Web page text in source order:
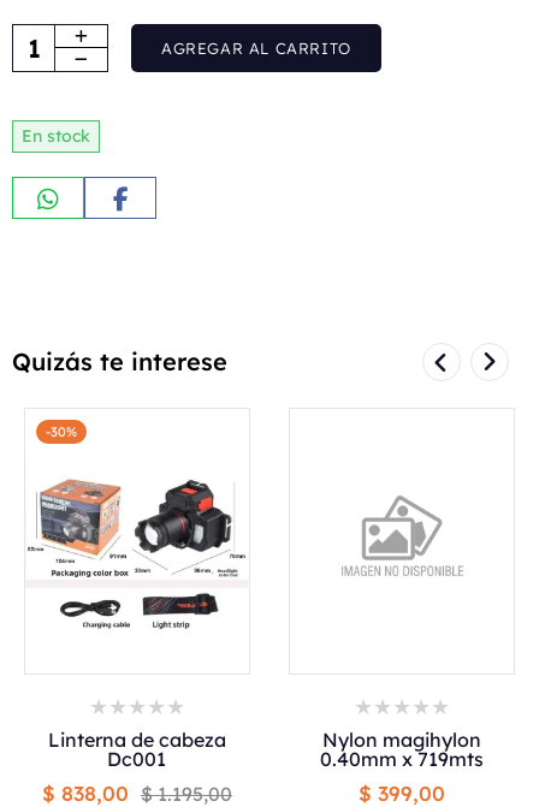
AGREGAR AL CARRITO
En stock
Quizás te interese
-30%
Linterna de cabeza
Dc001
$ 838,00 $ 1.195,00
Nylon magihylon
0.40mm x 719mts
$ 399,00